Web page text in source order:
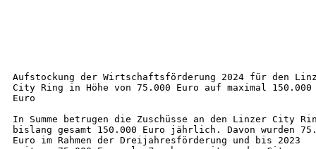
Aufstockung der Wirtschaftsförderung 2024 für den
City Ring in Höhe von 75.000 Euro auf maximal 150.000
Euro
In Summe betrugen die Zuschüsse an den Linzer City
bislang gesamt 150.000 Euro jährlich. Davon wurden
Euro im Rahmen der Dreijahresförderung und bis 2023